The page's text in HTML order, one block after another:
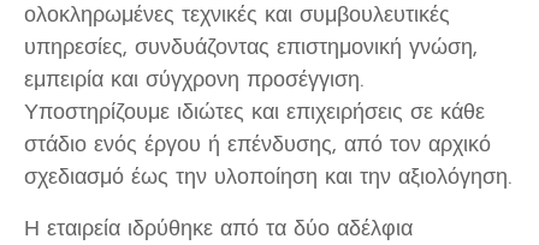
ολοκληρωμένες τεχνικές και συμβουλευτικές
υπηρεσίες, συνδυάζοντας επιστημονική γνώση,
εμπειρία και σύγχρονη προσέγγιση.
Υποστηρίζουμε ιδιώτες και επιχειρήσεις σε κάθε
στάδιο ενός έργου ή επένδυσης, από τον αρχικό
σχεδιασμό έως την υλοποίηση και την αξιολόγηση.
Η εταιρεία ιδρύθηκε από τα δύο αδέλφια